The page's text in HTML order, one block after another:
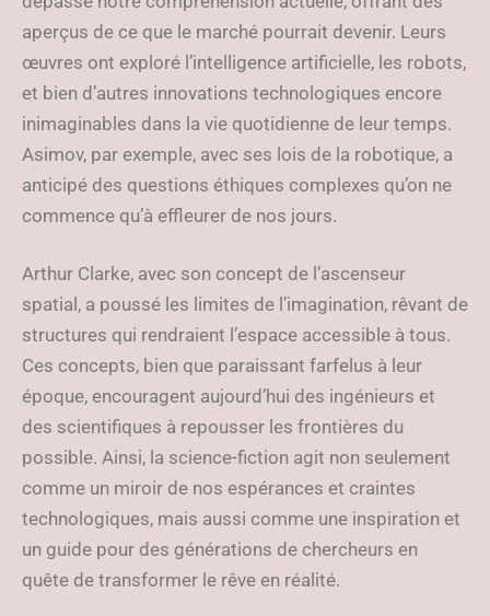
aperçus de ce que le marché pourrait devenir. Leurs
œuvres ont exploré l’intelligence artificielle, les robots,
et bien d’autres innovations technologiques encore
inimaginables dans la vie quotidienne de leur temps.
Asimov, par exemple, avec ses lois de la robotique, a
anticipé des questions éthiques complexes qu’on ne
commence qu’à effleurer de nos jours.
Arthur Clarke, avec son concept de l’ascenseur
spatial, a poussé les limites de l’imagination, rêvant de
structures qui rendraient l’espace accessible à tous.
Ces concepts, bien que paraissant farfelus à leur
époque, encouragent aujourd’hui des ingénieurs et
des scientifiques à repousser les frontières du
possible. Ainsi, la science-fiction agit non seulement
comme un miroir de nos espérances et craintes
technologiques, mais aussi comme une inspiration et
un guide pour des générations de chercheurs en
quête de transformer le rêve en réalité.